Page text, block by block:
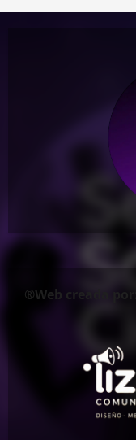
®Web creada por: